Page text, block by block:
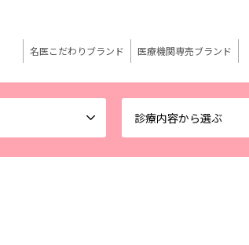
診療内容から選ぶ
名医こだわりブランド 医療機関専売ブランド